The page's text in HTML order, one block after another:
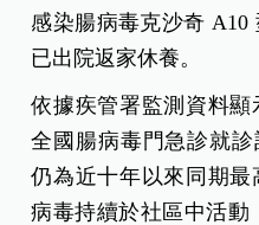
感染腸病毒克沙奇
已出院返家休養。
依據疾管署監測資料顯
全國腸病毒門急診就
仍為近十年以來同期
病毒持續於社區中活動